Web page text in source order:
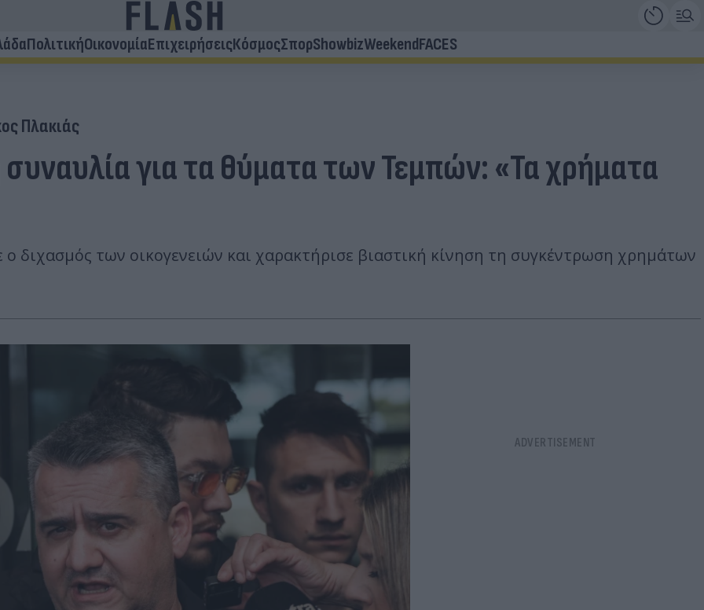
ΠολιτικήΟικονομίαΕπιχειρήσειςΚόσμοςΣπορShowbizWeekendFACES
Πλακιάς
για τα θύματα των Τεμπών: «Τα χρήματα
διχασμός των οικογενειών και χαρακτήρισε βιαστική κίνηση τη συγκέντρωση χρημάτων